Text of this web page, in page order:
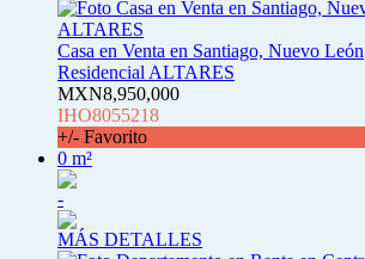
Casa en Venta en Santiago, Nuevo León
Residencial ALTARES
MXN8,950,000
IHO8055218
+/- Favorito
0 m²
-
MÁS DETALLES